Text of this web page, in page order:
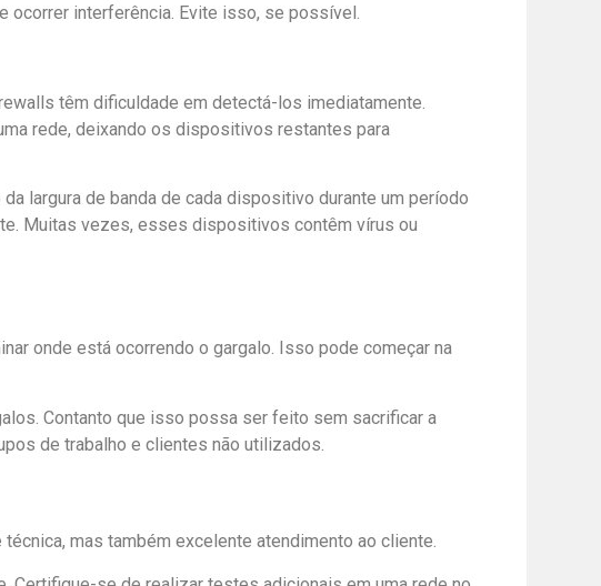
ocorrer interferência. Evite isso, se possível.
têm dificuldade em detectá-los imediatamente.
rede, deixando os dispositivos restantes para
largura de banda de cada dispositivo durante um período
Muitas vezes, esses dispositivos contêm vírus ou
onde está ocorrendo o gargalo. Isso pode começar na
Contanto que isso possa ser feito sem sacrificar a
de trabalho e clientes não utilizados.
mas também excelente atendimento ao cliente.